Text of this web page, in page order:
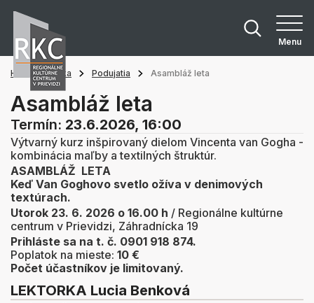
Menu
Hlavná stránka Podujatia Asambláž leta
Asambláž leta
Termín: 23.6.2026, 16:00
Výtvarný kurz inšpirovaný dielom Vincenta van Gogha -
kombinácia maľby a textilných štruktúr.
ASAMBLÁŽ LETA
Keď Van Goghovo svetlo ožíva v denimových
textúrach.
Utorok 23. 6. 2026 o 16.00 h / Regionálne kultúrne
centrum v Prievidzi, Záhradnícka 19
Prihláste sa na t. č. 0901 918 874.
Poplatok na mieste: 10 €
Počet účastníkov je limitovaný.
LEKTORKA Lucia Benková